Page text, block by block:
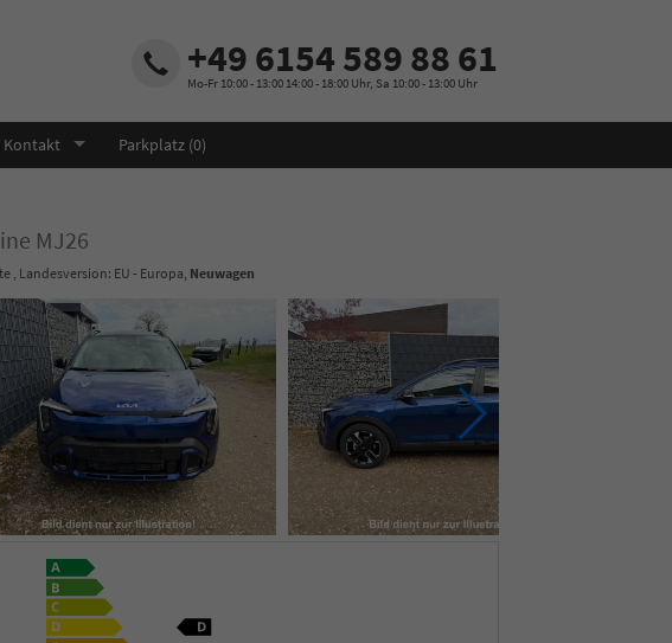
+49 6154 589 88 61
Mo-Fr 10:00 - 13:00 14:00 - 18:00 Uhr, Sa 10:00 - 13:00 Uhr
Kontakt Parkplatz (0)
MJ26
, Landesversion: EU - Europa, Neuwagen